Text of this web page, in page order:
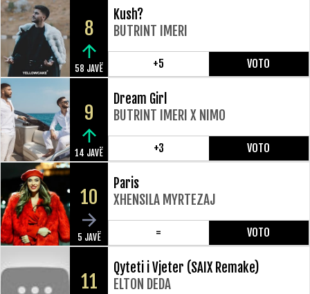
8
58 JAVË
Kush?
BUTRINT IMERI
+5 VOTO
9
14 JAVË
Dream Girl
BUTRINT IMERI X NIMO
+3 VOTO
10
5 JAVË
Paris
XHENSILA MYRTEZAJ
= VOTO
11
Qyteti i Vjeter (SAIX Remake)
ELTON DEDA